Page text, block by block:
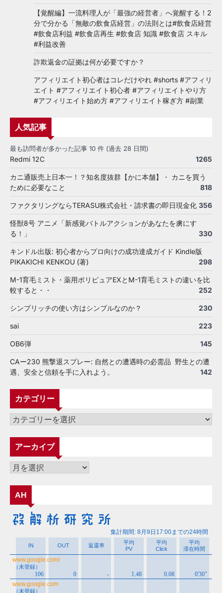
【覚醒編】一流料理人が「最強の経営者」へ覚醒する！2
分で分かる「無敵の飲食店経営」の法則とは#飲食店経営
#飲食店利益 #飲食店再生 #飲食店 知識 #飲食店 スキル
#利益改善
詐欺返金の証拠は何が必要ですか？
アフィリエイト初心者はコレだけやれ #shorts #アフィリ
エイト #アフィリエイト初心者 #アフィリエイトやり方
#アフィリエイト始め方 #アフィリエイト稼ぎ方 #副業
人気記事
最も訪問者が多かった記事 10 件 (過去 28 日間)
Redmi 12C 1265
カニ通販売上日本一！？知名度抜群【かに本舗】・ カニを買う
ために必要なこと
818
ファクタリングならTERASU株式会社・請求書の即日現金化 356
怪獣8号 アニメ「新感覚バトルアクションがあなたを虜にす
る！」
330
キンドル出版: 初心者からプロ向けの成功達成ガイド Kindle版
PIKAKICHI KENKOU (著)
298
M-1育毛ミスト・薬用ポリピュアEXとM-1育毛ミストの違いを比
較すると・・
252
シンプリッチの使い方はシンプルなのか？ 230
sai 223
OB6弾 145
CAー230 熊撃退スプレー: 自然との遭遇時の必需品 野生との遭
遇、安全と信頼を手に入れよう。
142
カテゴリー
カ
ゴ
リ
ー
アーカイブ
ア
カ
イ
ブ
AH